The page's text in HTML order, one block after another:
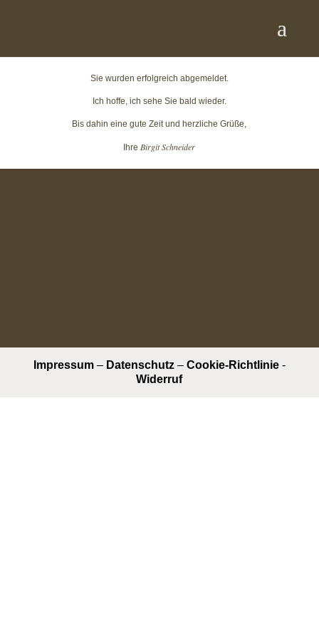
Sie wurden erfolgreich abgemeldet.
Ich hoffe, ich sehe Sie bald wieder.
Bis dahin eine gute Zeit und herzliche Grüße,
IhreBirgit Schneider
Impressum– Datenschutz– Cookie-Richtlinie-
Widerruf